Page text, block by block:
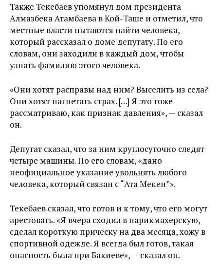
Также Текебаев упомянул дом президента
Алмазбека Атамбаева в Кой-Таше и отметил, что
местные власти пытаются найти человека,
который рассказал о доме депутату. По его
словам, они заходили в каждый дом, чтобы
узнать фамилию этого человека.
«Они хотят расправы над ним? Выселить из села?
Они хотят нагнетать страх. […] Я это тоже
рассматриваю, как признак давления», — сказал
он.
Депутат сказал, что за ним круглосуточно следят
четыре машины. По его словам, «дано
неофициальное указание увольнять любого
человека, который связан с “Ата Мекен”».
Текебаев сказал, что готов и к тому, что его могут
арестовать. «Я вчера сходил в парикмахерскую,
сделал короткую прическу на два месяца, хожу в
спортивной одежде. Я всегда был готов, такая
опасность была при Бакиеве», — сказал он.